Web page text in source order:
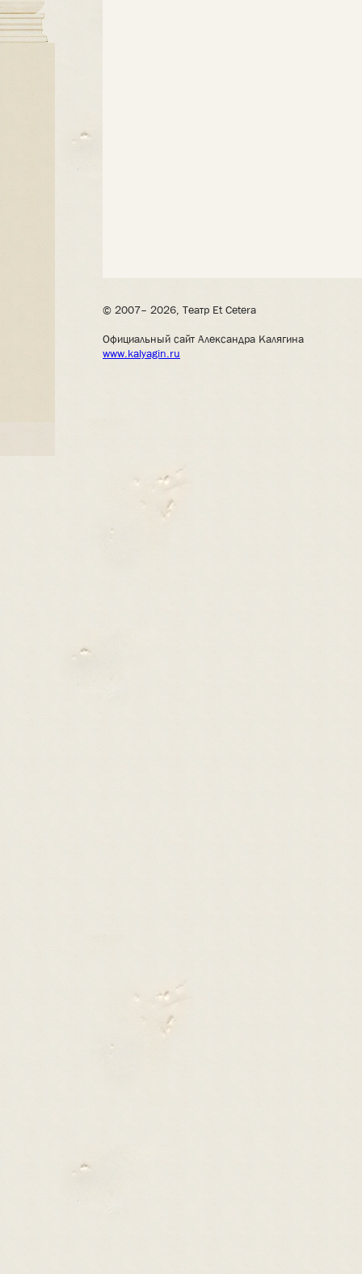
© 2007– 2026, Театр Et Cetera
Официальный сайт Александра Калягина
www.kalyagin.ru